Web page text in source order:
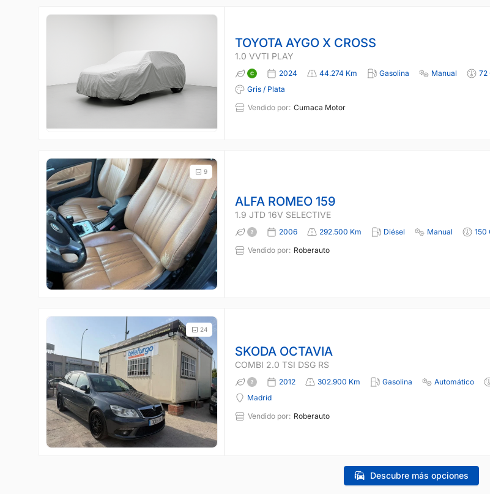
TOYOTA AYGO X CROSS
1.0 VVTI PLAY
2024 44.274 Km Gasolina Manual 72
Gris / Plata
Vendido por: Cumaca Motor
9
ALFA ROMEO 159
1.9 JTD 16V SELECTIVE
2006 292.500 Km Diésel Manual 150
Vendido por: Roberauto
24
SKODA OCTAVIA
COMBI 2.0 TSI DSG RS
2012 302.900 Km Gasolina Automático
Madrid
Vendido por: Roberauto
Descubre más opciones